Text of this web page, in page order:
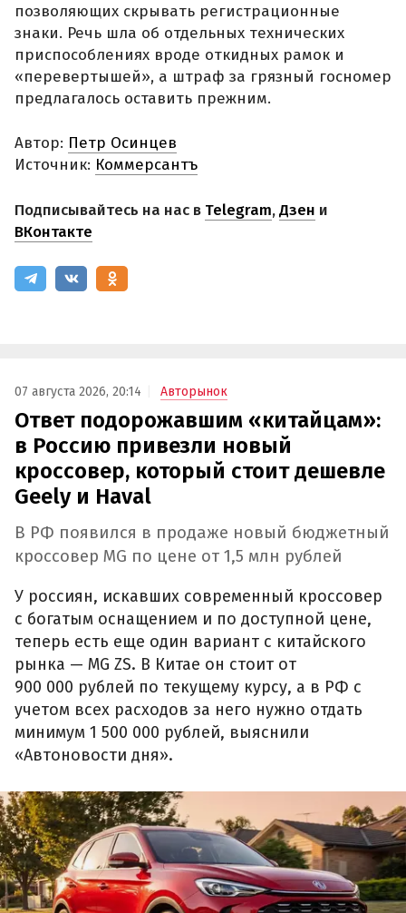
позволяющих скрывать регистрационные
знаки. Речь шла об отдельных технических
приспособлениях вроде откидных рамок и
«перевертышей», а штраф за грязный госномер
предлагалось оставить прежним.
Автор: Петр Осинцев
Источник: Коммерсантъ
Подписывайтесь на нас в Telegram,Дзен и
ВКонтакте
07 августа 2026, 20:14 Авторынок
Ответ подорожавшим «китайцам»:
в Россию привезли новый
кроссовер, который стоит дешевле
Geely и Haval
В РФ появился в продаже новый бюджетный
кроссовер MG по цене от 1,5 млн рублей
У россиян, искавших современный кроссовер
с богатым оснащением и по доступной цене,
теперь есть еще один вариант с китайского
рынка — MG ZS. В Китае он стоит от
900 000 рублей по текущему курсу, а в РФ с
учетом всех расходов за него нужно отдать
минимум 1 500 000 рублей, выяснили
«Автоновости дня».